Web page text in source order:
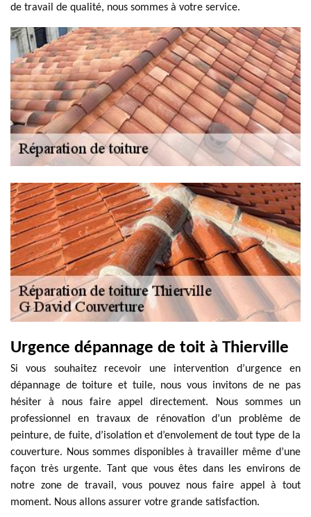
de travail de qualité, nous sommes à votre service.
Urgence dépannage de toit à Thierville
Si vous souhaitez recevoir une intervention d’urgence en
dépannage de toiture et tuile, nous vous invitons de ne pas
hésiter à nous faire appel directement. Nous sommes un
professionnel en travaux de rénovation d’un problème de
peinture, de fuite, d’isolation et d’envolement de tout type de la
couverture. Nous sommes disponibles à travailler même d’une
façon très urgente. Tant que vous êtes dans les environs de
notre zone de travail, vous pouvez nous faire appel à tout
moment. Nous allons assurer votre grande satisfaction.